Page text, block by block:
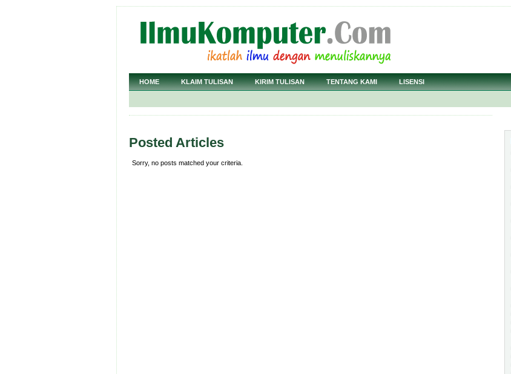
HOME KLAIM TULISAN KIRIM TULISAN TENTANG KAMI LISENSI
Posted Articles
Sorry, no posts matched your criteria.